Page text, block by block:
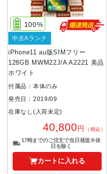
iPhone11 au版SIMフリー
128GB MWM22J/A A2221 美品
ホワイト
100%
中古Aランク
付属品：本体のみ
発売日：2019/09
在庫なし(入荷未定)
40,800円 （税込）
17時までのご注文で当日発送※休
日を除く
カートに入れる